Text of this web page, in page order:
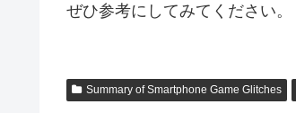
ぜひ参考にしてみてください。
Summary of Smartphone Game Glitches